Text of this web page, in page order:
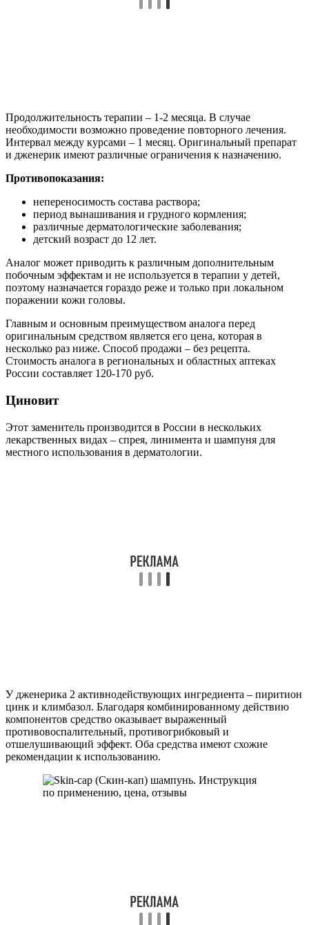
Продолжительность терапии – 1-2 месяца. В случае
необходимости возможно проведение повторного лечения.
Интервал между курсами – 1 месяц. Оригинальный препарат
и дженерик имеют различные ограничения к назначению.
Противопоказания:
непереносимость состава раствора;
период вынашивания и грудного кормления;
различные дерматологические заболевания;
детский возраст до 12 лет.
Аналог может приводить к различным дополнительным
побочным эффектам и не используется в терапии у детей,
поэтому назначается гораздо реже и только при локальном
поражении кожи головы.
Главным и основным преимуществом аналога перед
оригинальным средством является его цена, которая в
несколько раз ниже. Способ продажи – без рецепта.
Стоимость аналога в региональных и областных аптеках
России составляет 120-170 руб.
Циновит
Этот заменитель производится в России в нескольких
лекарственных видах – спрея, линимента и шампуня для
местного использования в дерматологии.
У дженерика 2 активнодействующих ингредиента – пиритион
цинк и климбазол. Благодаря комбинированному действию
компонентов средство оказывает выраженный
противовоспалительный, противогрибковый и
отшелушивающий эффект. Оба средства имеют схожие
рекомендации к использованию.